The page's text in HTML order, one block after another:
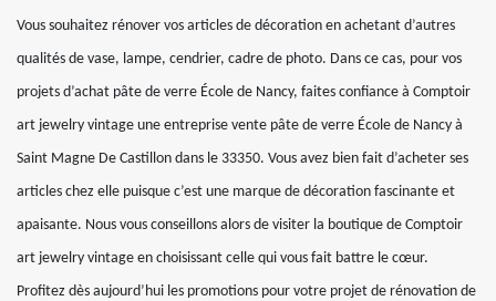
Vous souhaitez rénover vos articles de décoration en achetant d’autres
qualités de vase, lampe, cendrier, cadre de photo. Dans ce cas, pour vos
projets d’achat pâte de verre École de Nancy, faites confiance à Comptoir
art jewelry vintage une entreprise vente pâte de verre École de Nancy à
Saint Magne De Castillon dans le 33350. Vous avez bien fait d’acheter ses
articles chez elle puisque c’est une marque de décoration fascinante et
apaisante. Nous vous conseillons alors de visiter la boutique de Comptoir
art jewelry vintage en choisissant celle qui vous fait battre le cœur.
Profitez dès aujourd’hui les promotions pour votre projet de rénovation de